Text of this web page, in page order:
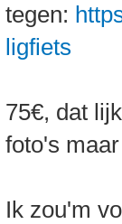
tegen:
ligfiets
75€, dat
foto's
Ik zou'm